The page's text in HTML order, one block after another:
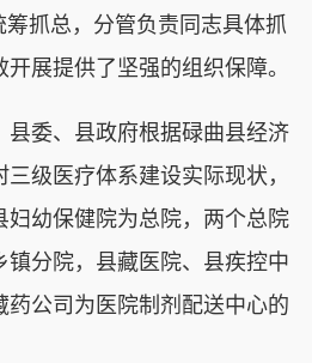
筹抓总，分管负责同志具体抓
展提供了坚强的组织保障。
委、县政府根据碌曲县经济
级医疗体系建设实际现状，
妇幼保健院为总院，两个总院
镇分院，县藏医院、县疾控中
药公司为医院制剂配送中心的